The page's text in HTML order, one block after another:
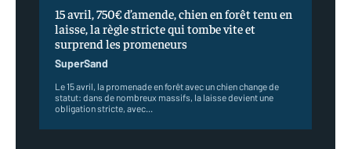
15 avril, 750€ d’amende, chien en forêt tenu en
laisse, la règle stricte qui tombe vite et
surprend les promeneurs
SuperSand
Le 15 avril, la promenade en forêt avec un chien change de
statut: dans de nombreux massifs, la laisse devient une
obligation stricte, avec...